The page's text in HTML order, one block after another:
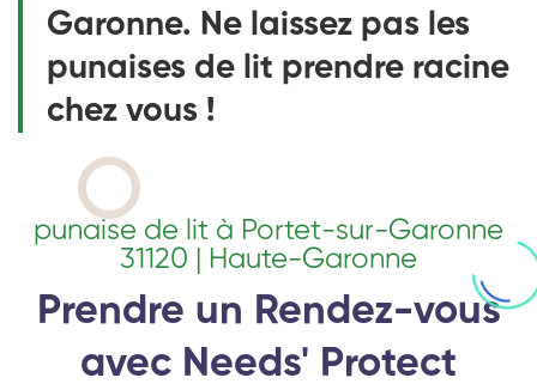
Garonne. Ne laissez pas les
punaises de lit prendre racine
chez vous !
punaise de lit à Portet-sur-Garonne
31120 | Haute-Garonne
Prendre un Rendez-vous
avec Needs' Protect